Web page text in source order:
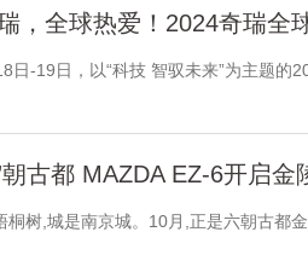
，全球热爱！2024奇瑞全
-19日，以“科技 智驭未来”为主题的
朝古都 MAZDA EZ-6开启金
,城是南京城。10月,正是六朝古都金